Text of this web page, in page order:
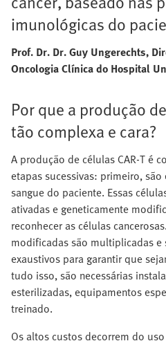
imunológicas do
Prof. Dr. Dr. Guy Ungerechts,
Oncologia Clínica do Hospital
Por que a produção
tão complexa e cara?
A produção de células CAR-T é
etapas sucessivas: primeiro,
sangue do paciente. Essas
ativadas e geneticamente
reconhecer as células
modificadas são multiplicadas
exaustivos para garantir que
tudo isso, são necessárias
esterilizadas, equipamentos
treinado.
Os altos custos decorrem do